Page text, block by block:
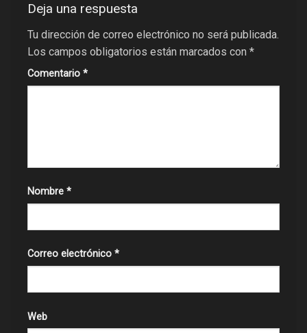
Deja una respuesta
Tu dirección de correo electrónico no será publicada.
Los campos obligatorios están marcados con *
Comentario *
Nombre *
Correo electrónico *
Web